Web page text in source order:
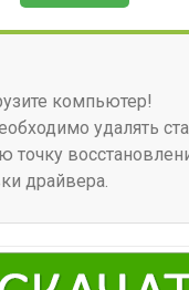
компьютер!
удалять
точку
драйвера.